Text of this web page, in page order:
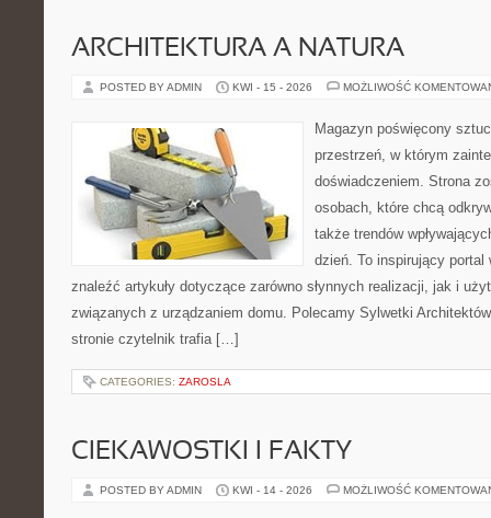
ARCHITEKTURA A NATURA
POSTED BY ADMIN KWI - 15 - 2026 MOŻLIWOŚĆ
Magazyn poświęcony
przestrzeń, w którym
doświadczeniem. Strona
osobach, które chcą
także trendów
dzień. To inspirujący
znaleźć artykuły dotyczące zarówno słynnych realizacji, jak i
związanych z urządzaniem domu. Polecamy Sylwetki
stronie czytelnik trafia […]
CATEGORIES: ZAROSLA
CIEKAWOSTKI I FAKTY
POSTED BY ADMIN KWI - 14 - 2026 MOŻLIWOŚĆ